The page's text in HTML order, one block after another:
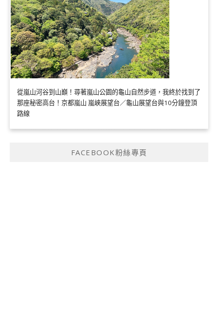
從嵐山河谷到山巔！尋著嵐山公園的龜山自然步道，我終於找到了
那座秘密高台！京都嵐山 嵐峽展望台／龜山展望台與10分鐘登頂
路線
FACEBOOK粉絲專頁